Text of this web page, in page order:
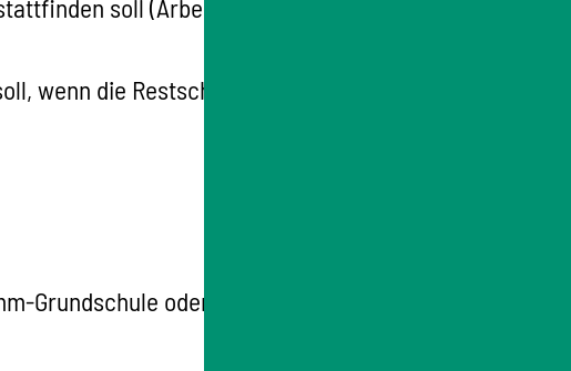
soll (Arbeitgeberbescheinigung mit
wenn die Restschulzeit an der Schule maximal
Grundschule oder Sie finden es auf der